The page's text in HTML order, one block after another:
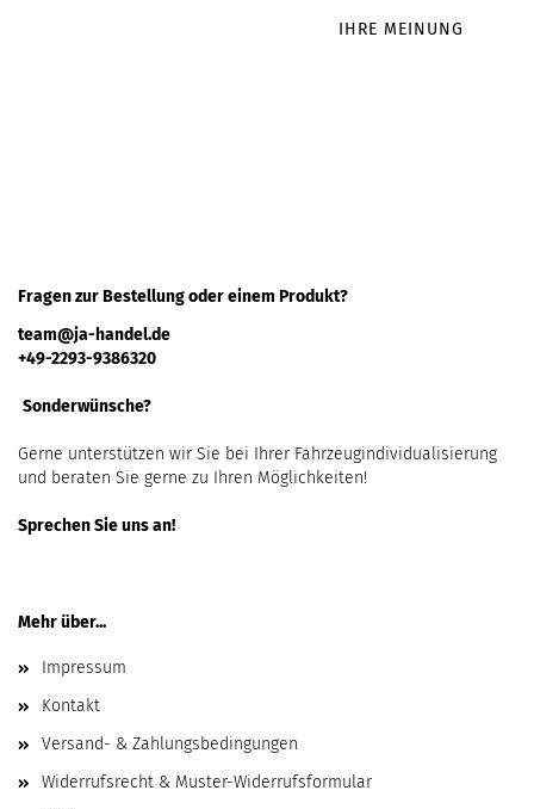
IHRE MEINUNG
Fragen zur Bestellung oder einem Produkt?
team@ja-handel.de
+49-2293-9386320
Sonderwünsche?
Gerne unterstützen wir Sie bei Ihrer Fahrzeugindividualisierung
und beraten Sie gerne zu Ihren Möglichkeiten!
Sprechen Sie uns an!
Mehr über...
Impressum
Kontakt
Versand- & Zahlungsbedingungen
Widerrufsrecht & Muster-Widerrufsformular